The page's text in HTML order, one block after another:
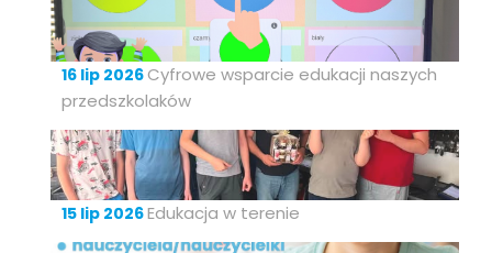
16 lip 2026 Cyfrowe wsparcie edukacji naszych
przedszkolaków
15 lip 2026Edukacja w terenie